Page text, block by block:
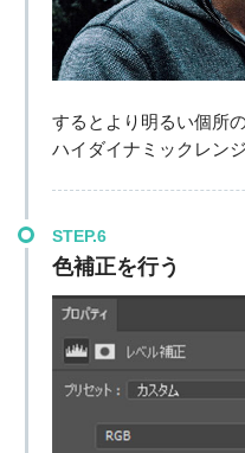
するとより明るい個所
ハイダイナミックレン
STEP.6
色補正を行う